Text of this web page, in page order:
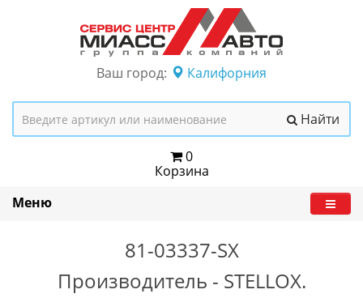
Ваш город: Калифорния
Найти
0
Корзина
Меню
81-03337-SX
Производитель - STELLOX.